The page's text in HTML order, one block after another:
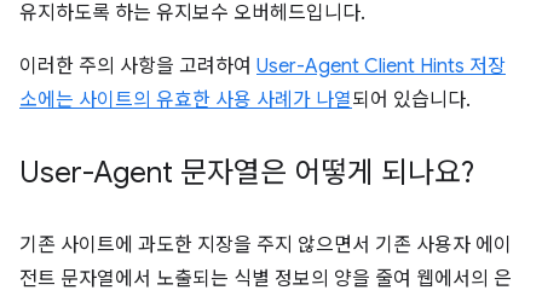
유지하도록 하는 유지보수 오버헤드입니다.
이러한 주의 사항을 고려하여 User-Agent Client Hints 저장
소에는 사이트의 유효한 사용 사례가 나열되어 있습니다.
User-Agent 문자열은 어떻게 되나요?
기존 사이트에 과도한 지장을 주지 않으면서 기존 사용자 에이
전트 문자열에서 노출되는 식별 정보의 양을 줄여 웹에서의 은